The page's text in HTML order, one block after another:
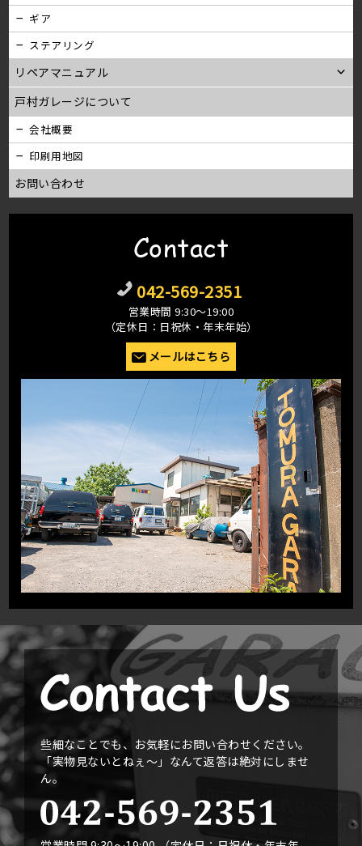
ギア
ステアリング
リペアマニュアル
戸村ガレージについて
会社概要
印刷用地図
お問い合わせ
Contact
042-569-2351
営業時間 9:30〜19:00
（定休日：日祝休・年末年始）
メールはこちら
些細なことでも、お気軽にお問い合わせください。
「実物見ないとねぇ〜」なんて返答は絶対にしませ
ん。